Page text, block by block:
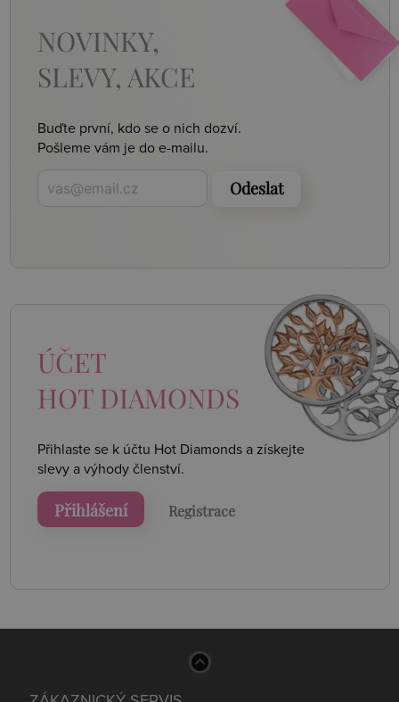
NOVINKY,
SLEVY, AKCE
Buďte první, kdo se o nich dozví.
Pošleme vám je do e-mailu.
Odeslat
ÚČET
HOT DIAMONDS
Přihlaste se k účtu Hot Diamonds a získejte
slevy a výhody členství.
Přihlášení Registrace